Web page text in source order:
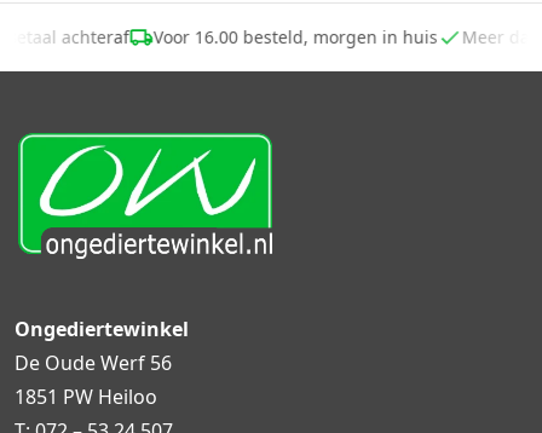
Betaal achteraf Voor 16.00 besteld, morgen in huis Meer
Ongediertewinkel
De Oude Werf 56
1851 PW Heiloo